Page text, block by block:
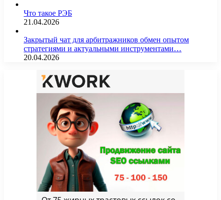
Что такое РЭБ
21.04.2026
Закрытый чат для арбитражников обмен опытом
стратегиями и актуальными инструментами…
20.04.2026